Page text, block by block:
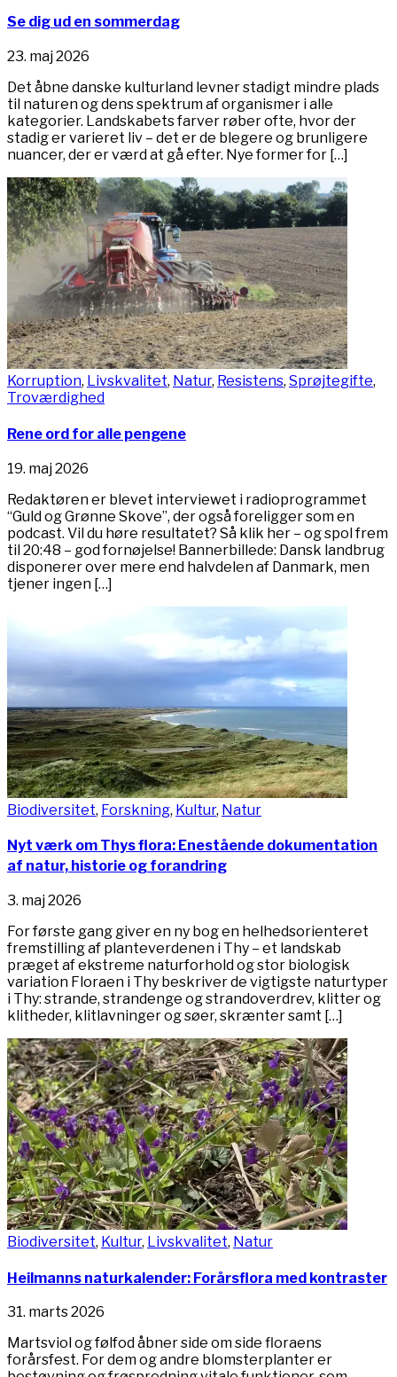
Se dig ud en sommerdag
23. maj 2026
Det åbne danske kulturland levner stadigt mindre plads
til naturen og dens spektrum af organismer i alle
kategorier. Landskabets farver røber ofte, hvor der
stadig er varieret liv – det er de blegere og brunligere
nuancer, der er værd at gå efter. Nye former for […]
Korruption, Livskvalitet, Natur, Resistens, Sprøjtegifte,
Troværdighed
Rene ord for alle pengene
19. maj 2026
Redaktøren er blevet interviewet i radioprogrammet
“Guld og Grønne Skove”, der også foreligger som en
podcast. Vil du høre resultatet? Så klik her – og spol frem
til 20:48 – god fornøjelse! Bannerbillede: Dansk landbrug
disponerer over mere end halvdelen af Danmark, men
tjener ingen […]
Biodiversitet, Forskning, Kultur, Natur
Nyt værk om Thys flora: Enestående dokumentation
af natur, historie og forandring
3. maj 2026
For første gang giver en ny bog en helhedsorienteret
fremstilling af planteverdenen i Thy – et landskab
præget af ekstreme naturforhold og stor biologisk
variation Floraen i Thy beskriver de vigtigste naturtyper
i Thy: strande, strandenge og strandoverdrev, klitter og
klitheder, klitlavninger og søer, skrænter samt […]
Biodiversitet, Kultur, Livskvalitet, Natur
Heilmanns naturkalender: Forårsflora med kontraster
31. marts 2026
Martsviol og følfod åbner side om side floraens
forårsfest. For dem og andre blomsterplanter er